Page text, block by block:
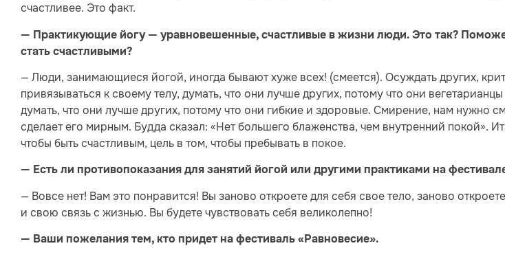
счастливее. Это факт.
— Практикующие йогу — уравновешенные, счастливые в жизни люди. Это так?
стать счастливыми?
— Люди, занимающиеся йогой, иногда бывают хуже всех! (смеется). Осуждать других,
привязываться к своему телу, думать, что они лучше других, потому что они
думать, что они лучше других, потому что они гибкие и здоровые. Смирение, нам нужно
сделает его мирным. Будда сказал: «Нет большего блаженства, чем внутренний покой».
чтобы быть счастливым, цель в том, чтобы пребывать в покое.
— Есть ли противопоказания для занятий йогой или другими практиками на
— Вовсе нет! Вам это понравится! Вы заново откроете для себя свое тело, заново
и свою связь с жизнью. Вы будете чувствовать себя великолепно!
— Ваши пожелания тем, кто придет на фестиваль «Равновесие».